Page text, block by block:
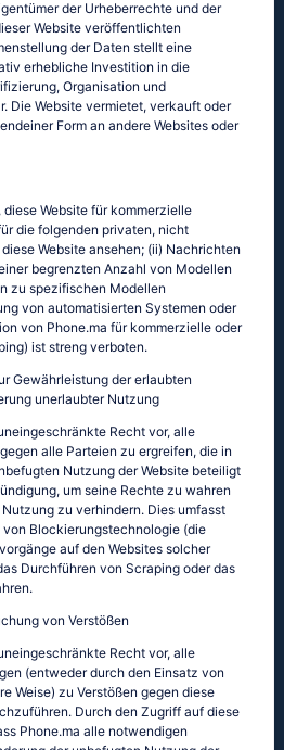
der Urheberrechte und der
Website veröffentlichten
der Daten stellt eine
erhebliche Investition in die
Organisation und
Die Website vermietet, verkauft oder
Form an andere Websites oder
Website für kommerzielle
die folgenden privaten, nicht
Website ansehen; (ii) Nachrichten
begrenzten Anzahl von Modellen
zu spezifischen Modellen
von automatisierten Systemen oder
von Phone.ma für kommerzielle oder
ist streng verboten.
Gewährleistung der erlaubten
unerlaubter Nutzung
Recht vor, alle
alle Parteien zu ergreifen, die in
Nutzung der Website beteiligt
um seine Rechte zu wahren
zu verhindern. Dies umfasst
von Blockierungstechnologie (die
auf den Websites solcher
Durchführen von Scraping oder das
von Verstößen
Recht vor, alle
(entweder durch den Einsatz von
Weise) zu Verstößen gegen diese
Durch den Zugriff auf diese
Phone.ma alle notwendigen